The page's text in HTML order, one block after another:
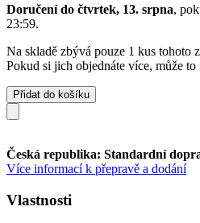
Doručení do čtvrtek, 13. srpna,
23:59.
Na skladě zbývá pouze 1 kus tohoto
Pokud si jich objednáte více, může
Přidat do košíku
Česká republika: Standardní
Více informací k přepravě a dodání
Vlastnosti